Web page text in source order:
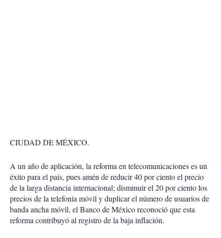
CIUDAD DE MÉXICO.
A un año de aplicación, la reforma en telecomunicaciones es un
éxito para el país, pues amén de reducir 40 por ciento el precio
de la larga distancia internacional; disminuir el 20 por ciento los
precios de la telefonía móvil y duplicar el número de usuarios de
banda ancha móvil, el Banco de México reconoció que esta
reforma contribuyó al registro de la baja inflación.